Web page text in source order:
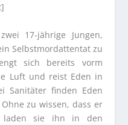
17-jährige Jungen,
Selbstmordattentat zu
sich bereits vorm
Luft und reist Eden in
Sanitäter finden Eden
zu wissen, dass er
laden sie ihn in den